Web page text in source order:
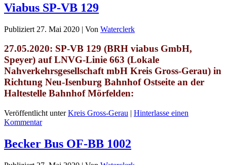
Viabus SP-VB 129
Publiziert 27. Mai 2020 | Von Waterclerk
27.05.2020: SP-VB 129 (BRH viabus GmbH,
Speyer) aufLNVG-Linie 663 (Lokale
Nahverkehrsgesellschaft mbH Kreis Gross-Gerau) in
Richtung Neu-Isenburg Bahnhof Ostseite an der
Haltestelle Bahnhof Mörfelden:
Veröffentlicht unter Kreis Gross-Gerau | Hinterlasse einen
Kommentar
Becker Bus OF-BB 1002